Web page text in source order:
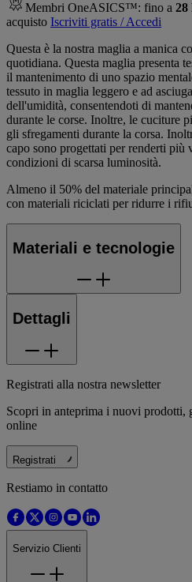
Membri OneASICS™: fino a 28
acquisto Iscriviti gratis / Accedi
Questa è la nostra maglia a manica
quotidiana. Questa maglia presenta
il mantenimento di uno spazio
tessuto in maglia leggero e ad
dell'umidità, consentendoti di
durante le corse. Inoltre, le cuciture
gli sfregamenti durante la corsa.
capo sono progettati per renderti più
condizioni di scarsa luminosità.
Almeno il 50% del materiale
con materiali riciclati per ridurre i
Materiali e tecnologie
Dettagli
Registrati alla nostra newsletter
Scopri in anteprima i nuovi prodotti,
online
Registrati
Restiamo in contatto
Servizio Clienti